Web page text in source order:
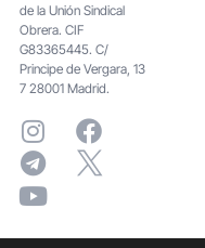
de la Unión Sindical
Obrera. CIF
G83365445. C/
Principe de Vergara, 13
7 28001 Madrid.